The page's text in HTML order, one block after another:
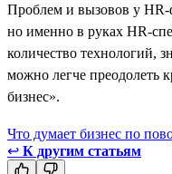
Проблем и вызовов у HR-
но именно в руках HR-
количество технологий,
можно легче преодолеть
бизнес».
Что думает бизнес по
↩ К другим статьям